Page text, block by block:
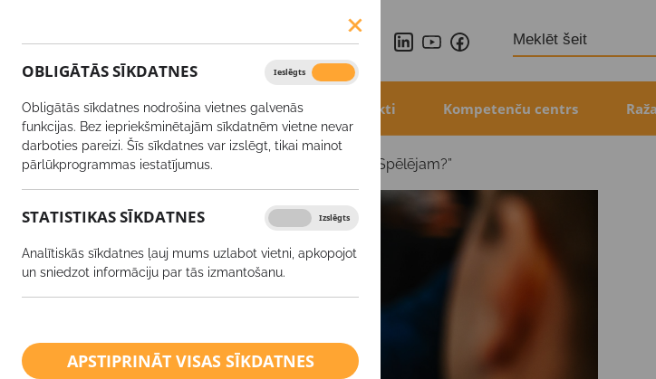
Search
for:
Aktualitātes Akcijas Produkti Kompetenču centrs
Aktualitātes Zoles turnīrs 2026 ”Zīmīgas likmes – Spēlējam?”
OBLIGĀTĀS SĪKDATNES Ieslēgts
Obligātās sīkdatnes nodrošina vietnes galvenās
funkcijas. Bez iepriekšminētajām sīkdatnēm vietne nevar
darboties pareizi. Šīs sīkdatnes var izslēgt, tikai mainot
pārlūkprogrammas iestatījumus.
STATISTIKAS SĪKDATNES Izslēgts
Analītiskās sīkdatnes ļauj mums uzlabot vietni, apkopojot
un sniedzot informāciju par tās izmantošanu.
APSTIPRINĀT VISAS SĪKDATNES